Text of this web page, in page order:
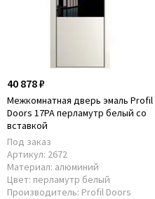
40 878 ₽
Межкомнатная дверь эмаль Profil
Doors 17PA перламутр белый со
вставкой
Под заказ
Артикул: 2672
Материал: алюминий
Цвет: перламутр белый
Производитель: Profil Doors